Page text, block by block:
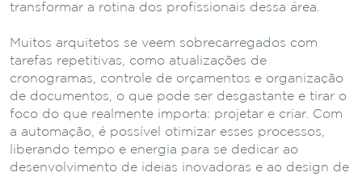
transformar a rotina dos profissionais dessa área.
Muitos arquitetos se veem sobrecarregados com
tarefas repetitivas, como atualizações de
cronogramas, controle de orçamentos e organização
de documentos, o que pode ser desgastante e tirar o
foco do que realmente importa: projetar e criar. Com
a automação, é possível otimizar esses processos,
liberando tempo e energia para se dedicar ao
desenvolvimento de ideias inovadoras e ao design de